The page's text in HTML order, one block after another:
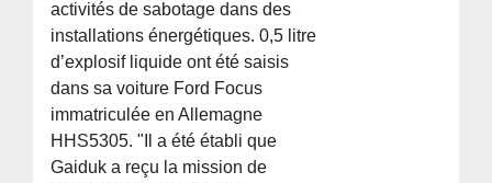
activités de sabotage dans des
installations énergétiques. 0,5 litre
d’explosif liquide ont été saisis
dans sa voiture Ford Focus
immatriculée en Allemagne
HHS5305. "Il a été établi que
Gaiduk a reçu la mission de